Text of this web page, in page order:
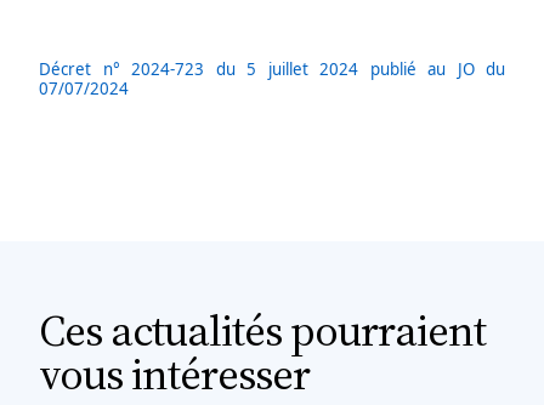
Décret n° 2024-723 du 5 juillet 2024 publié au JO du
07/07/2024
Ces actualités pourraient
vous intéresser